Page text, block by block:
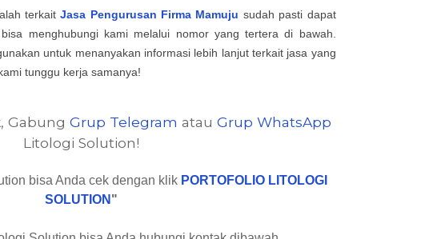
terkaitJasa Pengurusan Firma Mamuju sudah pasti dapat
menghubungi kami melalui nomor yang tertera di bawah.
untuk menanyakan informasi lebih lanjut terkait jasa yang
tunggu kerja samanya!
Gabung Grup Telegram atau Grup WhatsApp
Litologi Solution!
bisa Anda cek dengan klik PORTOFOLIO LITOLOGI
SOLUTION "